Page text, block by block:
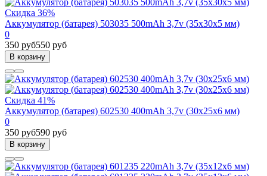
Скидка 36%
Аккумулятор (батарея) 503035 500mAh 3,7v (35х30х5 мм)
0
350 руб550 руб
В корзину
Скидка 41%
Аккумулятор (батарея) 602530 400mAh 3,7v (30х25х6 мм)
0
350 руб590 руб
В корзину